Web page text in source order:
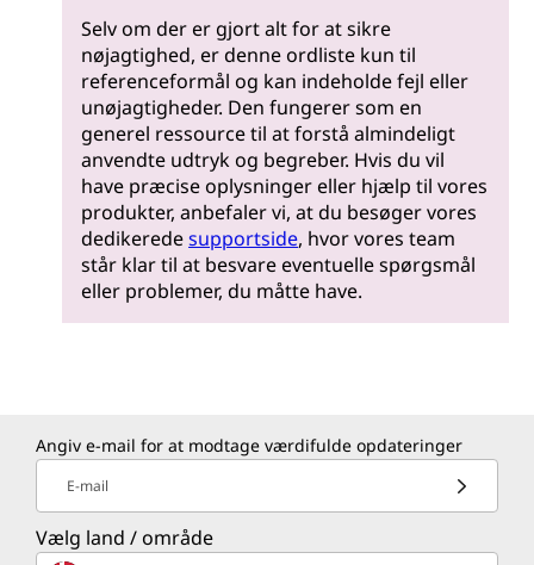
Selv om der er gjort alt for at sikre
nøjagtighed, er denne ordliste kun til
referenceformål og kan indeholde fejl eller
unøjagtigheder. Den fungerer som en
generel ressource til at forstå almindeligt
anvendte udtryk og begreber. Hvis du vil
have præcise oplysninger eller hjælp til vores
produkter, anbefaler vi, at du besøger vores
dedikeredesupportside, hvor vores team
står klar til at besvare eventuelle spørgsmål
eller problemer, du måtte have.
Angiv e-mail for at modtage værdifulde opdateringer
E-mail
Vælg land / område